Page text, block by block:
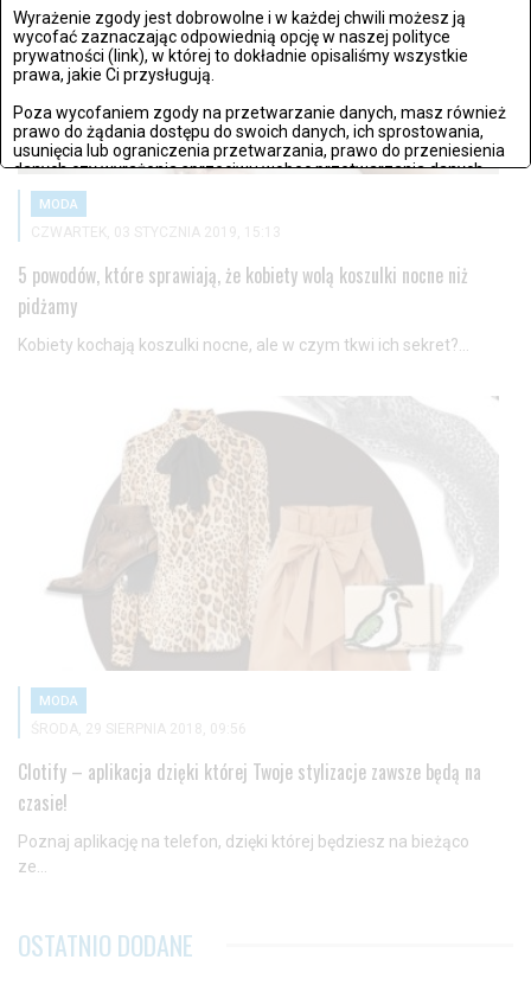
Wyrażenie zgody jest dobrowolne i w każdej chwili możesz ją
wycofać zaznaczając odpowiednią opcję w naszej polityce
prywatności (link), w której to dokładnie opisaliśmy wszystkie
prawa, jakie Ci przysługują.
Poza wycofaniem zgody na przetwarzanie danych, masz również
prawo do żądania dostępu do swoich danych, ich sprostowania,
usunięcia lub ograniczenia przetwarzania, prawo do przeniesienia
danych czy wyrażenia sprzeciwu wobec przetwarzania danych.
Jeżeli nie chcesz wyrazić zgody na przetwarzanie plików cookies,
przejdź doustawień zaawansowanych
Wyrażam zgodę i przechodzę do serwisu
MODA
CZWARTEK, 03 STYCZNIA 2019, 15:13
5 powodów, które sprawiają, że kobiety wolą koszulki nocne niż
pidżamy
Kobiety kochają koszulki nocne, ale w czym tkwi ich sekret?...
MODA
ŚRODA, 29 SIERPNIA 2018, 09:56
Clotify – aplikacja dzięki której Twoje stylizacje zawsze będą na
czasie!
Poznaj aplikację na telefon, dzięki której będziesz na bieżąco
ze...
OSTATNIO DODANE